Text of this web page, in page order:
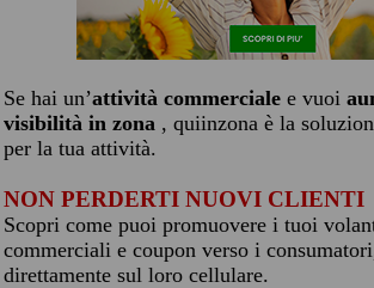
Se hai un’attività commerciale e vuoi
visibilità in zona , quiinzona è la
per la tua attività.
NON PERDERTI NUOVI CLIENTI
Scopri come puoi promuovere i tuoi
commerciali e coupon verso i
direttamente sul loro cellulare.